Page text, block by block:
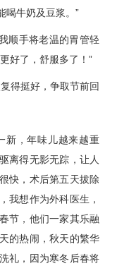
喝牛奶及豆浆。”
顺手将老温的胃管轻
好了，舒服多了！”
得挺好，争取节前回
，年味儿越来越重
离得无影无踪，让人
快，术后第五天拔除
我想作为外科医生，
节，他们一家其乐融
的热闹，秋天的繁华
礼，因为寒冬后春将